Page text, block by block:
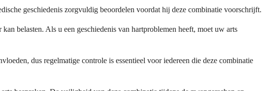
geschiedenis zorgvuldig beoordelen voordat hij deze combinatie voorschrijft.
belasten. Als u een geschiedenis van hartproblemen heeft, moet uw arts
dus regelmatige controle is essentieel voor iedereen die deze combinatie